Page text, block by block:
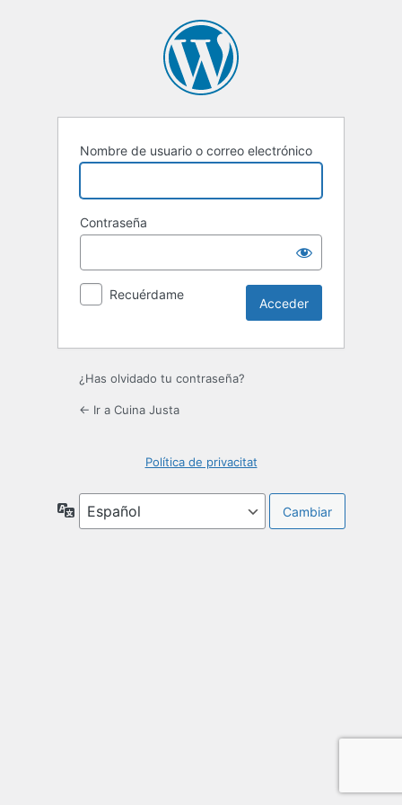
Nombre de usuario o correo electrónico
Contraseña
Recuérdame
¿Has olvidado tu contraseña?
← Ir a Cuina Justa
Política de privacitat
Idioma